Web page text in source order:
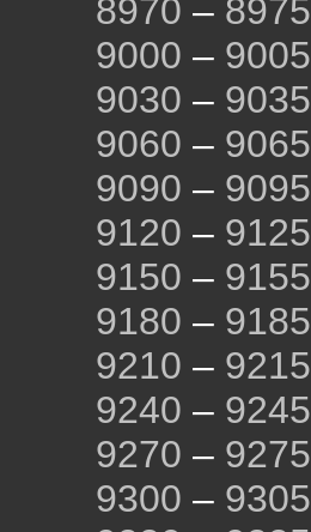
8970 – 8975
9000 – 9005
9030 – 9035
9060 – 9065
9090 – 9095
9120 – 9125
9150 – 9155
9180 – 9185
9210 – 9215
9240 – 9245
9270 – 9275
9300 – 9305